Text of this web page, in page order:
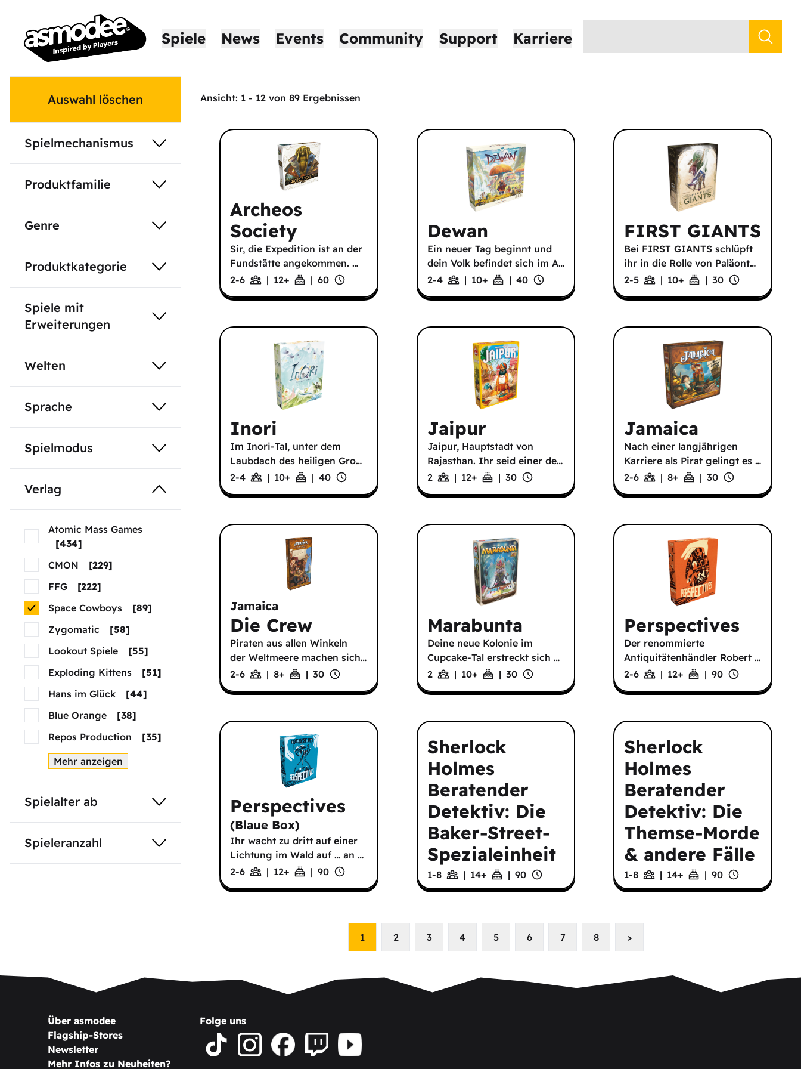
Spiele News Events Community Support Karriere
Auswahl löschen
Spielmechanismus
Produktfamilie
Genre
Produktkategorie
Spiele mit
Erweiterungen
Welten
Sprache
Spielmodus
Verlag
Atomic Mass Games
[434]
CMON
[229]
FFG
[222]
Space Cowboys
[89]
Zygomatic
[58]
Lookout Spiele
[55]
Exploding Kittens
[51]
Hans im Glück
[44]
Blue Orange
[38]
Repos Production
[35]
Mehr anzeigen
Spielalter ab
Spieleranzahl
Ansicht: 1 - 12 von 89 Ergebnissen
Archeos
Society
Sir, die Expedition ist an der
Fundstätte angekommen. …
2-6
| 12+ | 60
Dewan
Ein neuer Tag beginnt und
dein Volk befindet sich im A…
2-4
| 10+ | 40
FIRST GIANTS
Bei FIRST GIANTS schlüpft
ihr in die Rolle von Paläont…
2-5
| 10+ | 30
Inori
Im Inori-Tal, unter dem
Laubdach des heiligen Gro…
2-4
| 10+ | 40
Jaipur
Jaipur, Hauptstadt von
Rajasthan. Ihr seid einer de…
2
| 12+ | 30
Jamaica
Nach einer langjährigen
Karriere als Pirat gelingt es…
2-6
| 8+ | 30
Jamaica
Die Crew
Piraten aus allen Winkeln
der Weltmeere machen sich…
2-6
| 8+ | 30
Marabunta
Deine neue Kolonie im
Cupcake-Tal erstreckt sich …
2
| 10+ | 30
Perspectives
Der renommierte
Antiquitätenhändler Robert…
2-6
| 12+ | 90
Perspectives
(Blaue Box)
Ihr wacht zu dritt auf einer
Lichtung im Wald auf … an …
2-6
| 12+ | 90
Sherlock
Holmes
Beratender
Detektiv: Die
Baker-Street-
Spezialeinheit
1-8 | 14+ | 90
Sherlock
Holmes
Beratender
Detektiv: Die
Themse-Morde
& andere Fälle
1-8 | 14+ | 90
1 2 3 4 5 6 7 8 >
Über asmodee
Flagship-Stores
Newsletter
Mehr Infos zu Neuheiten?
Folge uns